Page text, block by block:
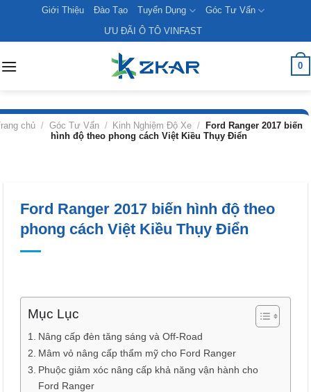
content
Giới Thiệu Đào Tạo Tuyển Dụng
Góc Tư Vấn
ƯU ĐÃI Ô TÔ VINFAST
0
chủ / Góc Tư Vấn / Kinh Nghiệm Độ Xe /
Ford Ranger 2017 biến
hình độ theo phong cách Việt Kiều Thụy Điển
Ford Ranger 2017 biến hình độ theo
phong cách Việt Kiều Thụy Điển
Mục Lục
Nâng cấp đèn tăng sáng và Off-Road
Mâm vỏ nâng cấp thẩm mỹ cho Ford Ranger
Phuộc giảm xóc nâng cấp khả năng vận hành cho
Ford Ranger